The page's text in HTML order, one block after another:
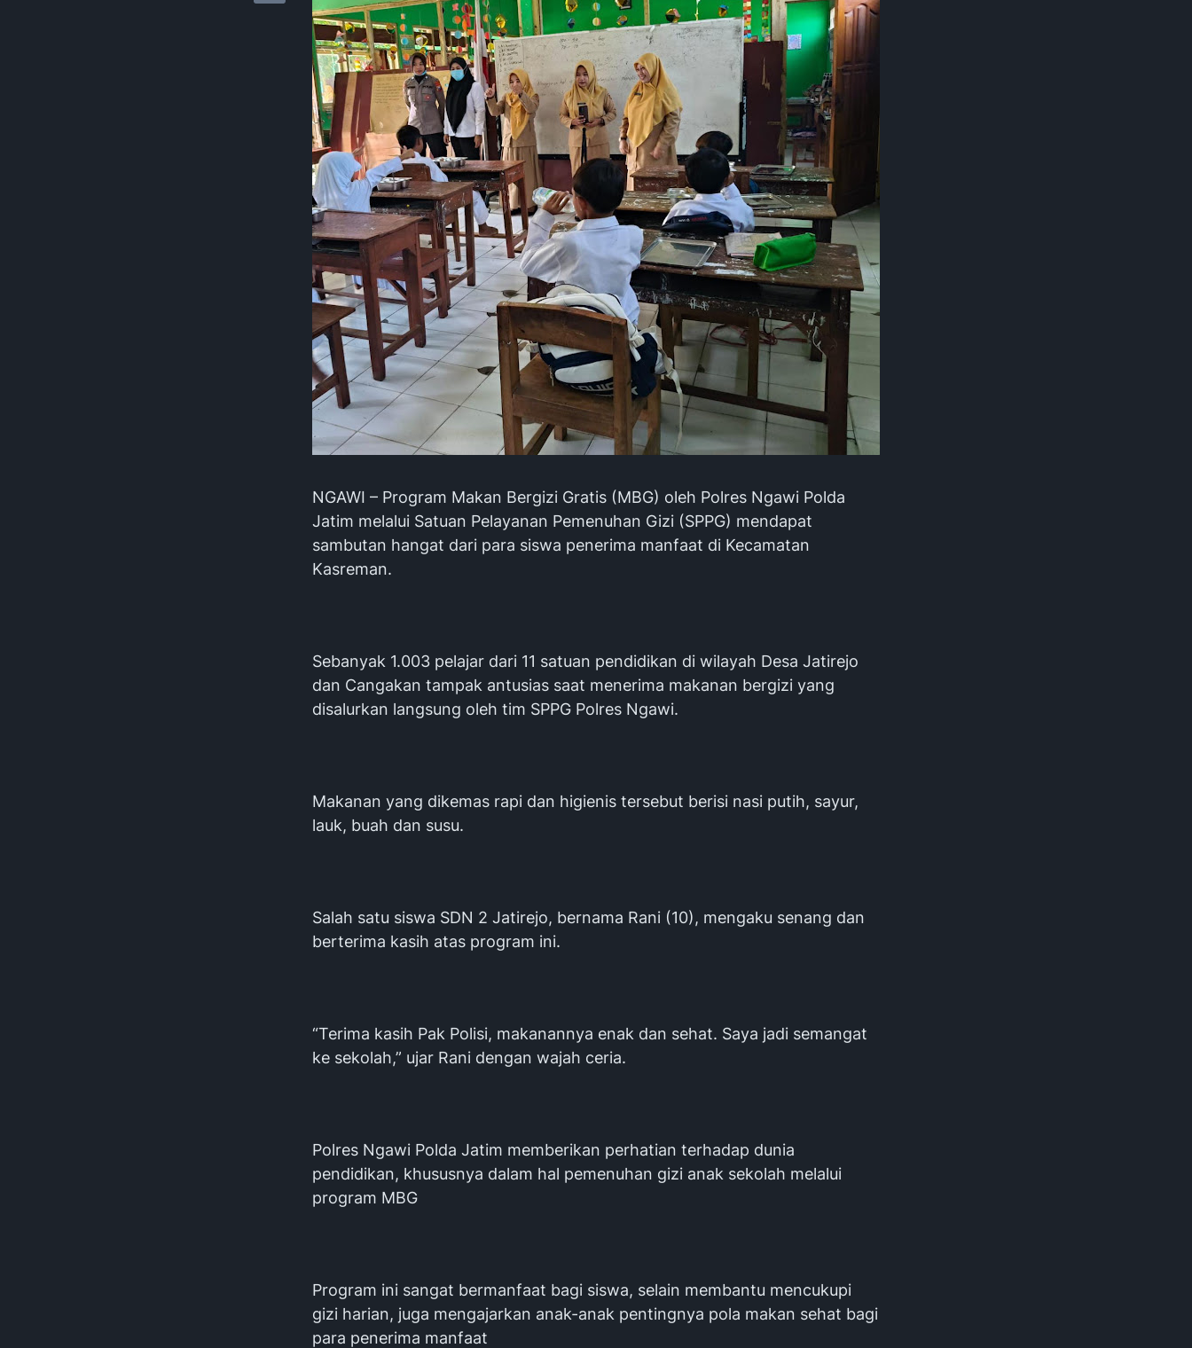
NGAWI – Program Makan Bergizi Gratis (MBG) oleh Polres Ngawi Polda
Jatim melalui Satuan Pelayanan Pemenuhan Gizi (SPPG) mendapat
sambutan hangat dari para siswa penerima manfaat di Kecamatan
Kasreman.
Sebanyak 1.003 pelajar dari 11 satuan pendidikan di wilayah Desa Jatirejo
dan Cangakan tampak antusias saat menerima makanan bergizi yang
disalurkan langsung oleh tim SPPG Polres Ngawi.
Makanan yang dikemas rapi dan higienis tersebut berisi nasi putih, sayur,
lauk, buah dan susu.
Salah satu siswa SDN 2 Jatirejo, bernama Rani (10), mengaku senang dan
berterima kasih atas program ini.
“Terima kasih Pak Polisi, makanannya enak dan sehat. Saya jadi semangat
ke sekolah,” ujar Rani dengan wajah ceria.
Polres Ngawi Polda Jatim memberikan perhatian terhadap dunia
pendidikan, khususnya dalam hal pemenuhan gizi anak sekolah melalui
program MBG
Program ini sangat bermanfaat bagi siswa, selain membantu mencukupi
gizi harian, juga mengajarkan anak-anak pentingnya pola makan sehat bagi
para penerima manfaat